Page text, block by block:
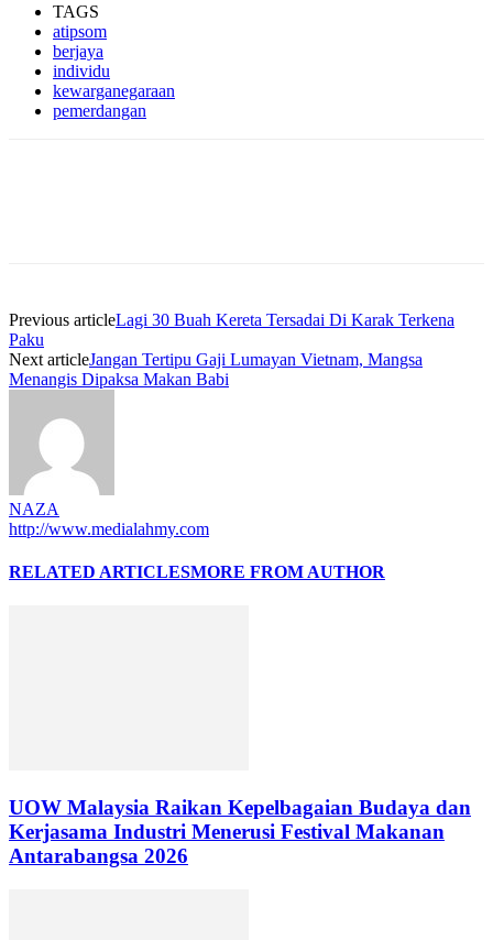
TAGS
atipsom
berjaya
individu
kewarganegaraan
pemerdangan
Previous articleLagi 30 Buah Kereta Tersadai Di Karak Terkena
Paku
Next articleJangan Tertipu Gaji Lumayan Vietnam, Mangsa
Menangis Dipaksa Makan Babi
NAZA
http://www.medialahmy.com
RELATED ARTICLESMORE FROM AUTHOR
UOW Malaysia Raikan Kepelbagaian Budaya dan
Kerjasama Industri Menerusi Festival Makanan
Antarabangsa 2026